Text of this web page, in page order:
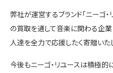
弊社が運営するブランド「ニーゴ
の買取を通して音楽に関わる企業
人達を全力で応援したく寄贈いた
今後もニーゴ・リユースは積極